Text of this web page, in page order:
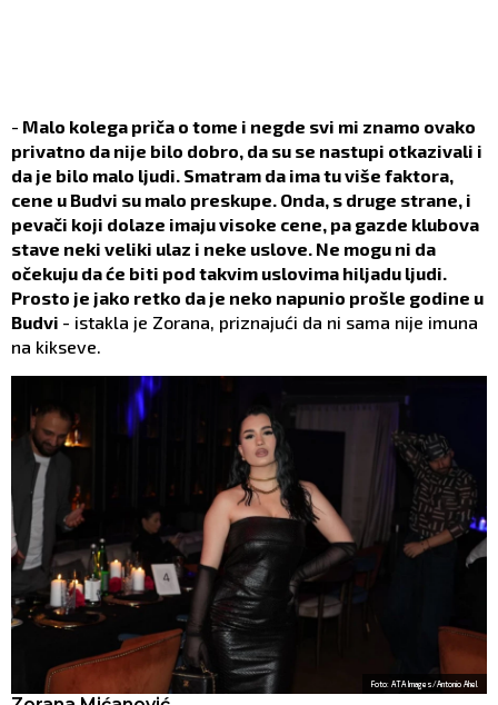
- Malo kolega priča o tome i negde svi mi znamo ovako
privatno da nije bilo dobro, da su se nastupi otkazivali i
da je bilo malo ljudi. Smatram da ima tu više faktora,
cene u Budvi su malo preskupe. Onda, s druge strane, i
pevači koji dolaze imaju visoke cene, pa gazde klubova
stave neki veliki ulaz i neke uslove. Ne mogu ni da
očekuju da će biti pod takvim uslovima hiljadu ljudi.
Prosto je jako retko da je neko napunio prošle godine u
Budvi - istakla je Zorana, priznajući da ni sama nije imuna
na kikseve.
Foto: ATA Images/Antonio Ahel